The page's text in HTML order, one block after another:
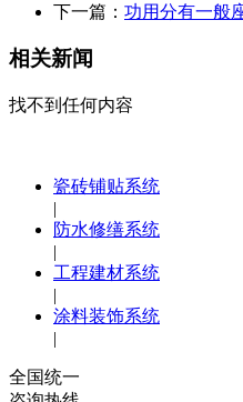
下一篇： 功用分有一般
相关新闻
找不到任何内容
瓷砖铺贴系统
|
防水修缮系统
|
工程建材系统
|
涂料装饰系统
|
全国统一